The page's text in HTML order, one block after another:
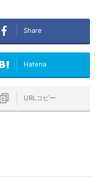
Share
Hatena
URLコピー